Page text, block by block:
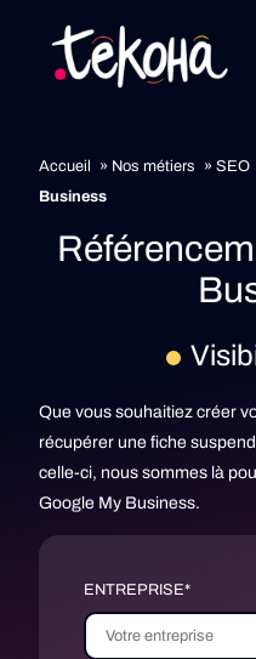
Accueil » Nos métiers » SEO
Business
Que vous souhaitiez créer
récupérer une fiche
celle-ci, nous sommes là
Google My Business.
ENTREPRISE*